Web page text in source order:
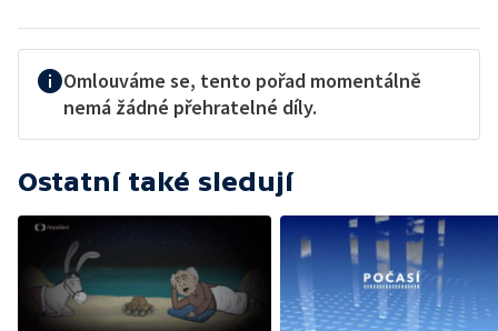
Omlouváme se, tento pořad momentálně
nemá žádné přehratelné díly.
Ostatní také sledují